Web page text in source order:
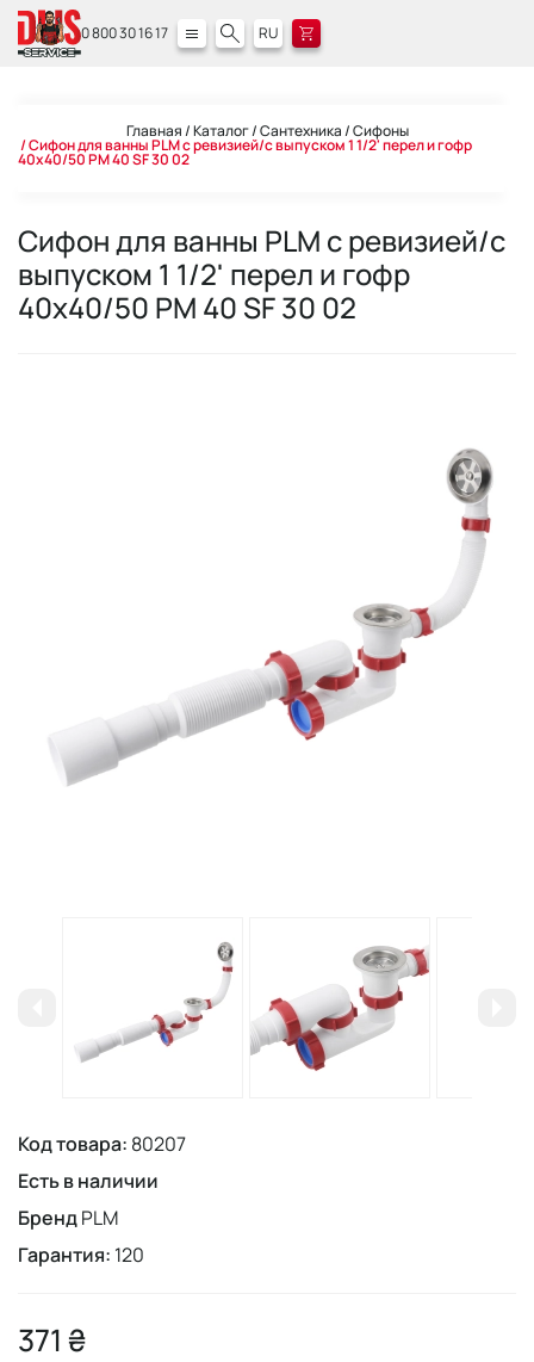
0 800 30 16 17 RU
Главная Каталог Сантехника Сифоны
Сифон для ванны PLM с ревизией/с выпуском 1 1/2' перел и гофр
40x40/50 PM 40 SF 30 02
Сифон для ванны PLM с ревизией/с
выпуском 1 1/2' перел и гофр
40x40/50 PM 40 SF 30 02
Код товара: 80207
Есть в наличии
БрендPLM
Гарантия: 120
371 ₴